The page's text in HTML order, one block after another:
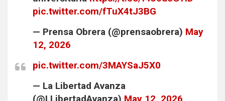
pic.twitter.com/fTuX4tJ3BG
— Prensa Obrera (@prensaobrera) May
12, 2026
pic.twitter.com/3MAYSaJ5X0
— La Libertad Avanza